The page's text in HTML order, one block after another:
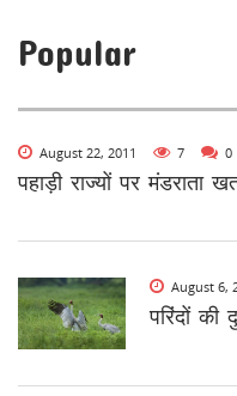
Popular
August 22, 2011 7 0
पहाड़ी राज्यों पर मंडराता
August 6,
परिंदों की